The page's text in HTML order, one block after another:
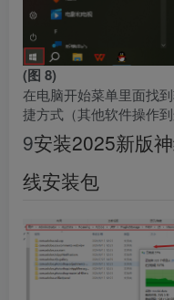
(图 8)
在电脑开始菜单里面找
捷方式（其他软件操作
9安装2025新版
线安装包